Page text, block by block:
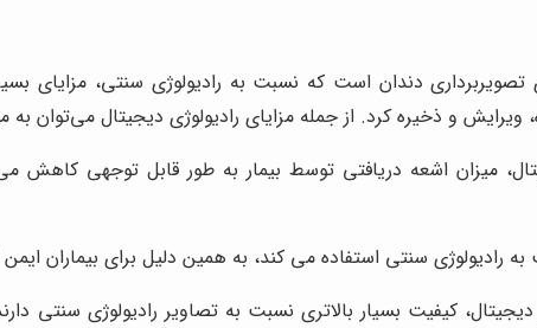
دندان است که نسبت به رادیولوژی سنتی، مزایای
و ذخیره کرد. از جمله مزایای رادیولوژی دیجیتال می‌توان به
میزان اشعه دریافتی توسط بیمار به طور قابل توجهی
رادیولوژی سنتی استفاده می کند، به همین دلیل برای بیماران
دیجیتال، کیفیت بسیار بالاتری نسبت به تصاویر رادیولوژی سنتی